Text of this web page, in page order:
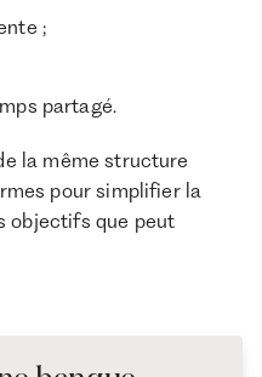
;
partagé.
la même structure
pour simplifier la
objectifs que peut